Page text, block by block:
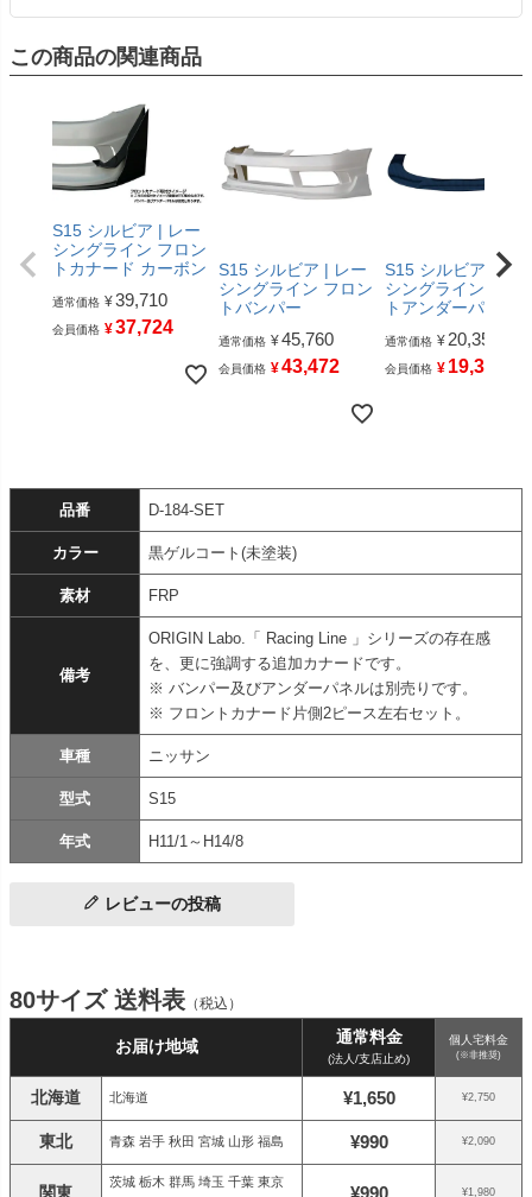
この商品の関連商品
S15 シルビア | レー
シングライン フロン
トカナード カーボン
通常価格 ¥39,710
会員価格 ¥37,724
S15 シルビア | レー
シングライン フロン
トバンパー
通常価格 ¥45,760
会員価格 ¥43,472
S15 シルビア | レー
シングライン フロ
トアンダーパネル
通常価格 ¥ 20,350
会員価格 ¥ 19,332
品番 D-184-SET
カラー 黒ゲルコート(未塗装)
素材 FRP
備考
ORIGIN Labo.「 Racing Line 」シリーズの存在感
を、更に強調する追加カナードです。
※ バンパー及びアンダーパネルは別売りです。
※ フロントカナード片側2ピース左右セット。
車種 ニッサン
型式 S15
年式 H11/1～H14/8
レビューの投稿
80サイズ 送料表 （税込）
お届け地域 通常料金
(法人/支店止め)
個人宅料金
(※非推奨)
北海道 北海道 ¥1,650 ¥2,750
東北 青森 岩手 秋田 宮城 山形 福島 ¥990 ¥2,090
関東
茨城 栃木 群馬 埼玉 千葉 東京
¥990 ¥1,980